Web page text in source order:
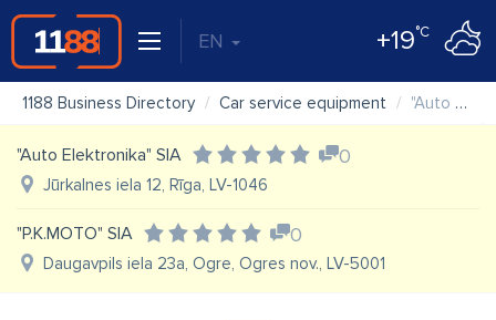
EN +19°C
1188 Business Directory Car service equipment "Auto Palete" SIA veikals
"Auto Elektronika" SIA 0
Jūrkalnes iela 12, Rīga, LV-1046
"P.K.MOTO" SIA 0
Daugavpils iela 23a, Ogre, Ogres nov., LV-5001